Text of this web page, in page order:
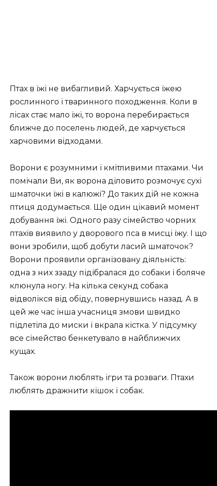
Птах в їжі не вибагливий. Харчується їжею
рослинного і тваринного походження. Коли в
лісах стає мало їжі, то ворона перебирається
ближче до поселень людей, де харчується
харчовими відходами.
Ворони є розумними і кмітливими птахами. Чи
помічали Ви, як ворона діловито розмочує сухі
шматочки їжі в калюжі? До таких дій не кожна
птиця додумається. Ще один цікавий момент
добування їжі. Одного разу сімейство чорних
птахів виявило у дворового пса в мисці їжу. І що
вони зробили, щоб добути ласий шматочок?
Ворони проявили організовану діяльність:
одна з них ззаду підібралася до собаки і боляче
клюнула ногу. На кілька секунд собака
відволікся від обіду, повернувшись назад. А в
цей же час інша учасниця змови швидко
підлетіла до миски і вкрала кістка. У підсумку
все сімейство бенкетувало в найближчих
кущах.
Також ворони люблять ігри та розваги. Птахи
люблять дражнити кішок і собак.